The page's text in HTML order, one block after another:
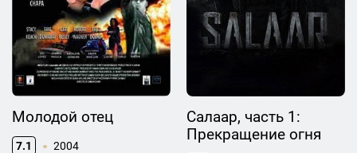
Молодой отец
7.1 2004
Салаар, часть 1:
Прекращение огня